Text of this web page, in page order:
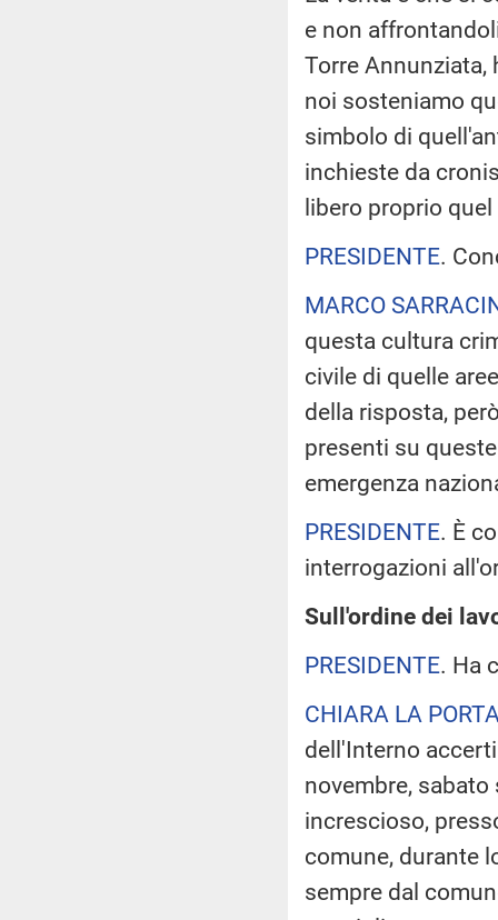
e non
Torre
noi sosteniamo
simbolo di
inchieste da
libero proprio
PRESIDENTE.
MARCO
questa cultura
civile di quelle
della risposta,
presenti su
emergenza
PRESIDENTE. È
interrogazioni
Sull'ordine dei
PRESIDENTE. Ha
CHIARA LA
dell'Interno
novembre,
increscioso,
comune, durante
sempre dal